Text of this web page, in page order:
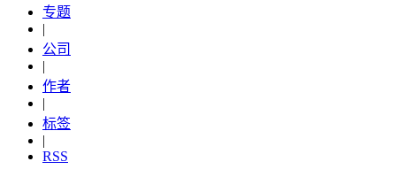
专题
|
公司
|
作者
|
标签
|
RSS